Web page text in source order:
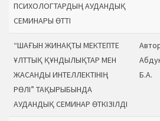
ПСИХОЛОГТАРДЫҢ АУДАНДЫҚ
СЕМИНАРЫ ӨТТІ
“ШАҒЫН ЖИНАҚТЫ МЕКТЕПТЕ
ҰЛТТЫҚ ҚҰНДЫЛЫҚТАР МЕН
ЖАСАНДЫ ИНТЕЛЛЕКТІНІҢ
РӨЛІ” ТАҚЫРЫБЫНДА
АУДАНДЫҚ СЕМИНАР ӨТКІЗІЛДІ
Б.А.